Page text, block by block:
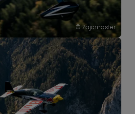
© Zajcmaster